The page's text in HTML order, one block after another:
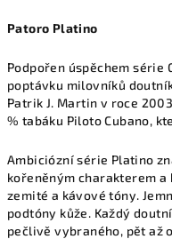
Patoro Platino
Podpořen úspěchem série
poptávku milovníků
Patrik J. Martin v roce
% tabáku Piloto Cubano,
Ambiciózní série Platino
kořeněným charakterem
zemité a kávové tóny.
podtóny kůže. Každý
pečlivě vybraného, pět až